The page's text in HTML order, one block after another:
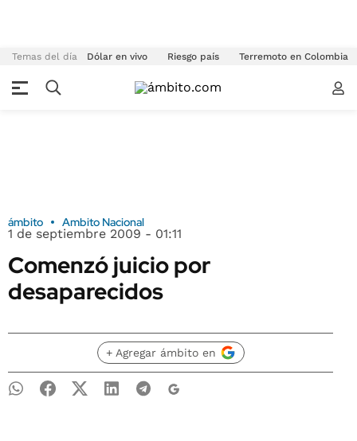
Temas del día Dólar en vivo Riesgo país Terremoto en Colombia
ámbito Ambito Nacional
1 de septiembre 2009 - 01:11
Comenzó juicio por
desaparecidos
+ Agregar ámbito en